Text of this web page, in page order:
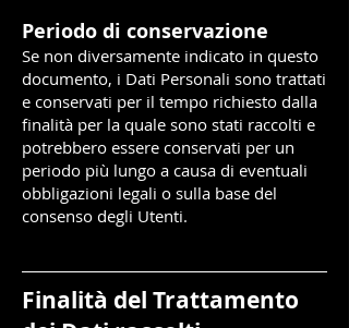
Periodo di conservazione
Se non diversamente indicato in questo
documento, i Dati Personali sono trattati
e conservati per il tempo richiesto dalla
finalità per la quale sono stati raccolti e
potrebbero essere conservati per un
periodo più lungo a causa di eventuali
obbligazioni legali o sulla base del
consenso degli Utenti.
Finalità del Trattamento